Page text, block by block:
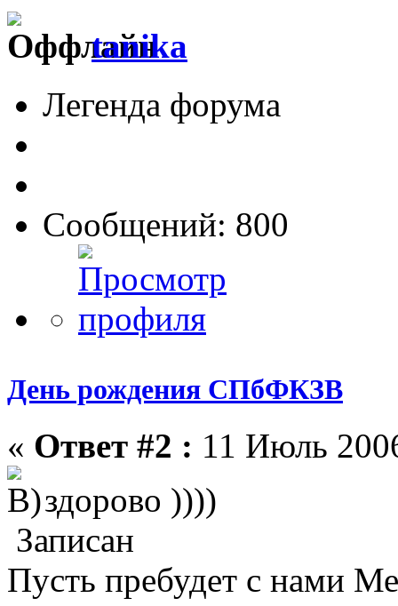
tanika
Легенда форума
Сообщений: 800
День рождения СПбФКЗВ
« Ответ #2 : 11 Июль
здорово ))))
Записан
Пусть пребудет с нами